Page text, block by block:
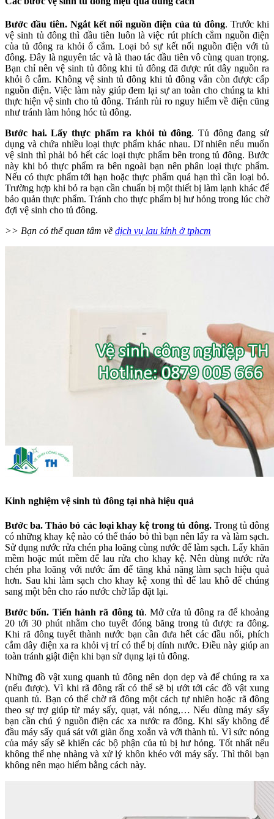
Bước đầu tiên. Ngắt kết nối nguồn điện của tủ đông. Trước khi
vệ sinh tủ đông thì đầu tiên luôn là việc rút phích cắm nguồn điện
của tủ đông ra khỏi ổ cắm. Loại bỏ sự kết nối nguồn điện với tủ
đông. Đây là nguyên tác và là thao tác đầu tiên vô cùng quan trọng.
Bạn chỉ nên vệ sinh tủ đông khi tủ đông đã được rút dây nguồn ra
khỏi ô cắm. Không vệ sinh tủ đông khi tủ đông vẫn còn được cấp
nguồn điện. Việc làm này giúp đem lại sự an toàn cho chúng ta khi
thực hiện vệ sinh cho tủ đông. Tránh rủi ro nguy hiểm về điện cũng
như tránh làm hỏng hóc tủ đông.
Bước hai. Lấy thực phẩm ra khỏi tủ đông. Tủ đông đang sử
dụng và chứa nhiều loại thực phẩm khác nhau. Dĩ nhiên nếu muốn
vệ sinh thì phải bỏ hết các loại thực phẩm bên trong tủ đông. Bước
này khi bỏ thực phẩm ra bên ngoài bạn nên phân loại thực phẩm.
Nếu có thực phẩm tới hạn hoặc thực phẩm quá hạn thì cần loại bỏ.
Trường hợp khi bỏ ra bạn cần chuẩn bị một thiết bị làm lạnh khác để
bảo quản thực phẩm. Tránh cho thực phẩm bị hư hỏng trong lúc chờ
đợi vệ sinh cho tủ đông.
>> Bạn có thể quan tâm về dịch vụ lau kính ở tphcm
Kinh nghiệm vệ sinh tủ đông tại nhà hiệu quả
Bước ba. Tháo bỏ các loại khay kệ trong tủ đông.Trong tủ đông
có những khay kệ nào có thể tháo bỏ thì bạn nên lấy ra và làm sạch.
Sử dụng nước rửa chén pha loãng cùng nước để làm sạch. Lấy khăn
mềm hoặc mút mềm để lau rửa cho khay kệ. Nên dùng nước rửa
chén pha loãng với nước ấm để tăng khả năng làm sạch hiệu quả
hơn. Sau khi làm sạch cho khay kệ xong thì để lau khô để chúng
sang một bên cho ráo nước chờ lắp đặt lại.
Bước bốn. Tiến hành rã đông tủ. Mở cửa tủ đông ra để khoảng
20 tới 30 phút nhằm cho tuyết đóng băng trong tủ được ra đông.
Khi rã đông tuyết thành nước bạn cần đưa hết các đầu nối, phích
cắm dây điện xa ra khỏi vị trí có thể bị dính nước. Điều này giúp an
toàn tránh giật điện khi bạn sử dụng lại tủ đông.
Những đồ vật xung quanh tủ đông nên dọn dẹp và để chúng ra xa
(nếu được). Vì khi rã đông rất có thể sẽ bị ướt tới các đồ vật xung
quanh tủ. Bạn có thể chờ rã đông một cách tự nhiên hoặc rã đông
theo sự trợ giúp từ máy sấy, quạt, vải nóng,… Nếu dùng máy sấy
bạn cần chú ý nguồn điện các xa nước ra đông. Khi sấy không để
đầu máy sấy quá sát với giàn ống xoắn và với thành tủ. Vì sức nóng
của máy sấy sẽ khiến các bộ phận của tủ bị hư hỏng. Tốt nhất nếu
không thể nhẹ nhàng và xử lý khôn khéo với máy sấy. Thì thôi bạn
không nên mạo hiểm bằng cách này.